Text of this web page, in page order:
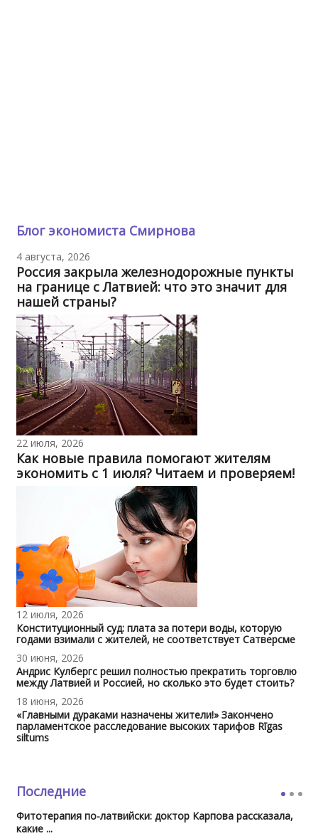
Блог экономиста Смирнова
4 августа, 2026
Россия закрыла железнодорожные пункты
на границе с Латвией: что это значит для
нашей страны?
22 июля, 2026
Как новые правила помогают жителям
экономить с 1 июля? Читаем и проверяем!
12 июля, 2026
Конституционный суд: плата за потери воды, которую
годами взимали с жителей, не соответствует Сатверсме
30 июня, 2026
Андрис Кулбергс решил полностью прекратить торговлю
между Латвией и Россией, но сколько это будет стоить?
18 июня, 2026
«Главными дураками назначены жители!» Закончено
парламентское расследование высоких тарифов Rīgas
siltums
Последние
Фитотерапия по-латвийски: доктор Карпова рассказала,
какие ...